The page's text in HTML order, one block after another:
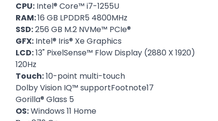
CPU: Intel® Core™ i7-1255U
RAM:16 GB LPDDR5 4800MHz
SSD:256 GB M.2 NVMe™ PCIe®
GFX: Intel® Iris® Xe Graphics
LCD:13" PixelSense™ Flow Display (2880 X 1920)
120Hz
Touch:10-point multi-touch
Dolby Vision IQ™ supportFootnote17
Gorilla® Glass 5
OS:Windows 11 Home